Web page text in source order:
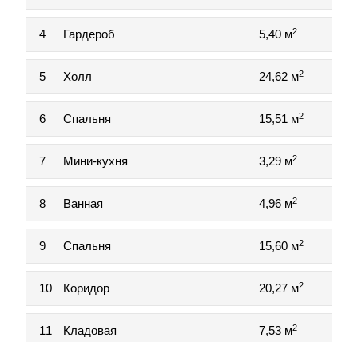
4 Гардероб 5,40 м2
5 Холл 24,62 м2
6 Спальня 15,51 м2
7 Мини-кухня 3,29 м2
8 Ванная 4,96 м2
9 Спальня 15,60 м2
10 Коридор 20,27 м2
11 Кладовая 7,53 м2